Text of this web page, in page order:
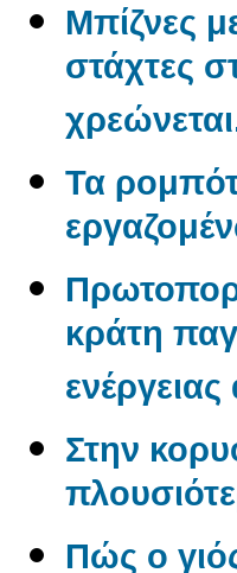
Μπίζνες
στάχτες
Τα
κράτη
Στην
Πώς ο